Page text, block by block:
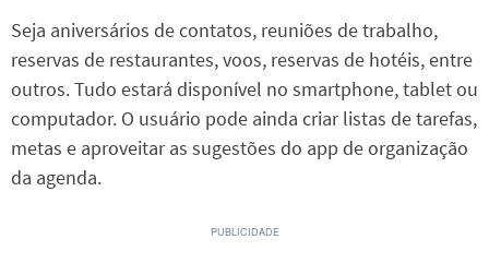
Seja aniversários de contatos, reuniões de trabalho,
reservas de restaurantes, voos, reservas de hotéis, entre
outros. Tudo estará disponível no smartphone, tablet ou
computador. O usuário pode ainda criar listas de tarefas,
metas e aproveitar as sugestões do app de organização
da agenda.